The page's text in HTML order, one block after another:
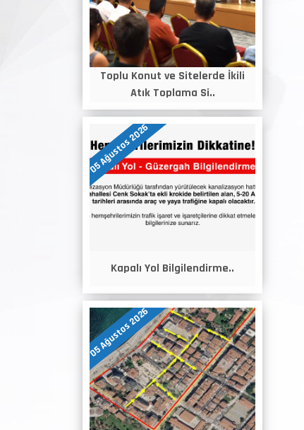
Toplu Konut ve Sitelerde İkili
Atık Toplama Si..
05 Ağustos 2026
Kapalı Yol Bilgilendirme..
05 Ağustos 2026